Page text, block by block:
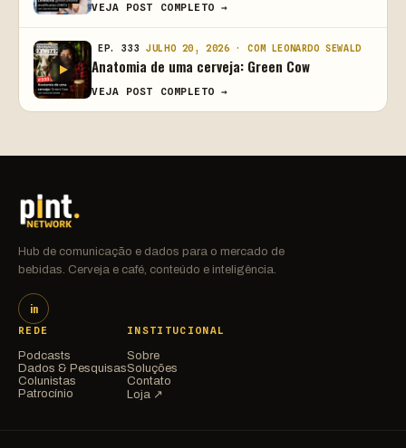
VEJA POST COMPLETO →
EP. 333 JULHO 20, 2026 · COM LEONARDO SEWALD
Anatomia de uma cerveja: Green Cow
VEJA POST COMPLETO →
Hub de comunicação e dados para o mercado de
bebidas. Cerveja e café, conteúdo e inteligência.
in
REDE
Podcasts
Dados & Pesquisas
Colunistas
Patrocínio
INSTITUCIONAL
Sobre
Soluções
Contato
Loja ↗